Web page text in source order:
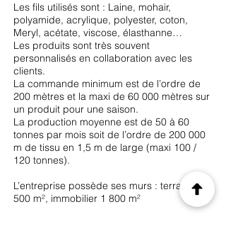
Les fils utilisés sont : Laine, mohair,
polyamide, acrylique, polyester, coton,
Meryl, acétate, viscose, élasthanne…
Les produits sont très souvent
personnalisés en collaboration avec les
clients.
La commande minimum est de l’ordre de
200 mètres et la maxi de 60 000 mètres sur
un produit pour une saison.
La production moyenne est de 50 à 60
tonnes par mois soit de l’ordre de 200 000
m de tissu en 1,5 m de large (maxi 100 /
120 tonnes).
L’entreprise possède ses murs : terrains 5
500 m², immobilier 1 800 m²